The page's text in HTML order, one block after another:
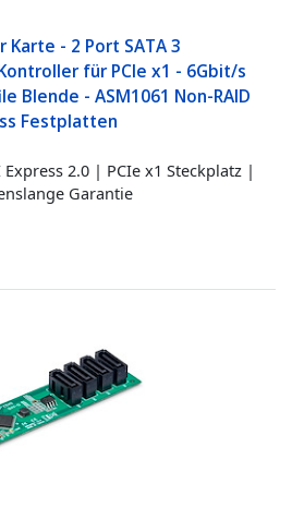
Karte - 2 Port SATA 3
für PCIe x1 - 6Gbit/s
Blende - ASM1061 Non-RAID
Festplatten
Express 2.0 | PCIe x1 Steckplatz |
Garantie